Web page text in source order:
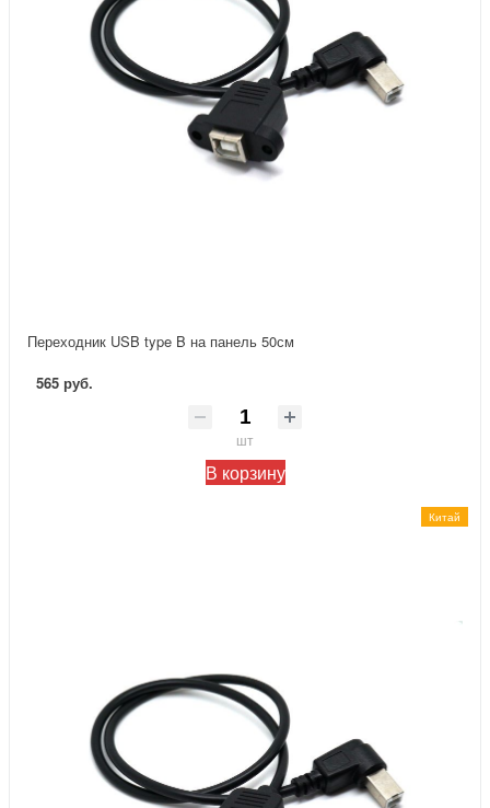
Переходник USB type B на панель 50см
565 руб.
шт
В корзину
Китай